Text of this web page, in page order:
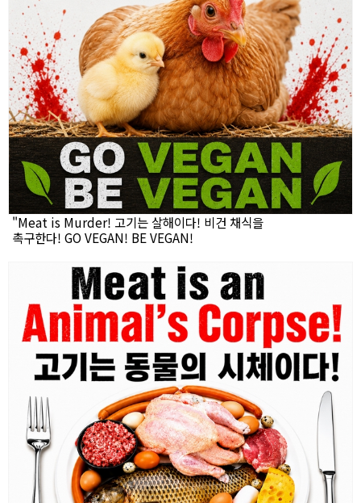
"Meat is Murder! 고기는 살해이다! 비건 채식을
촉구한다! GO VEGAN! BE VEGAN!